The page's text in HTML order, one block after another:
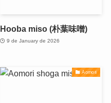
Hooba miso (朴葉味噌)
9 de January de 2026
Aomori